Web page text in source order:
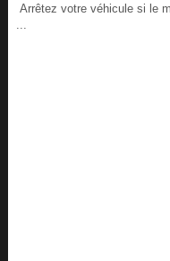
Arrêtez votre véhicule si le